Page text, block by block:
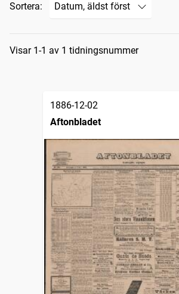
Sortera:
Sökresultat
Visar 1-1 av 1 tidningsnummer
1886-12-02
Aftonbladet